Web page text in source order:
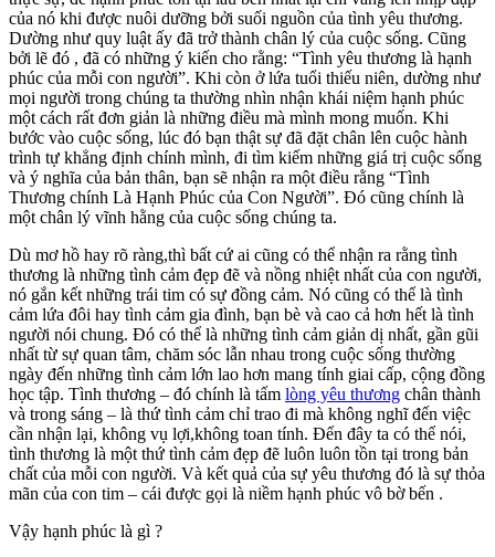
của nó khi được nuôi dưỡng bởi suối nguồn của tình yêu thương.
Dường như quy luật ấy đã trở thành chân lý của cuộc sống. Cũng
bởi lẽ đó , đã có những ý kiến cho rằng: “Tình yêu thương là hạnh
phúc của mỗi con người”. Khi còn ở lứa tuổi thiếu niên, dường như
mọi người trong chúng ta thường nhìn nhận khái niệm hạnh phúc
một cách rất đơn giản là những điều mà mình mong muốn. Khi
bước vào cuộc sống, lúc đó bạn thật sự đã đặt chân lên cuộc hành
trình tự khẳng định chính mình, đi tìm kiếm những giá trị cuộc sống
và ý nghĩa của bản thân, bạn sẽ nhận ra một điều rằng “Tình
Thương chính Là Hạnh Phúc của Con Người”. Đó cũng chính là
một chân lý vĩnh hằng của cuộc sống chúng ta.
Dù mơ hồ hay rõ ràng,thì bất cứ ai cũng có thể nhận ra rằng tình
thương là những tình cảm đẹp đẽ và nồng nhiệt nhất của con người,
nó gắn kết những trái tim có sự đồng cảm. Nó cũng có thể là tình
cảm lứa đôi hay tình cảm gia đình, bạn bè và cao cả hơn hết là tình
người nói chung. Đó có thể là những tình cảm giản dị nhất, gần gũi
nhất từ sự quan tâm, chăm sóc lẫn nhau trong cuộc sống thường
ngày đến những tình cảm lớn lao hơn mang tính giai cấp, cộng đồng
học tập. Tình thương – đó chính là tấm lòng yêu thương chân thành
và trong sáng – là thứ tình cảm chỉ trao đi mà không nghĩ đến việc
cần nhận lại, không vụ lợi,không toan tính. Đến đây ta có thể nói,
tình thương là một thứ tình cảm đẹp đẽ luôn luôn tồn tại trong bản
chất của mỗi con người. Và kết quả của sự yêu thương đó là sự thỏa
mãn của con tim – cái được gọi là niềm hạnh phúc vô bờ bến .
Vậy hạnh phúc là gì ?